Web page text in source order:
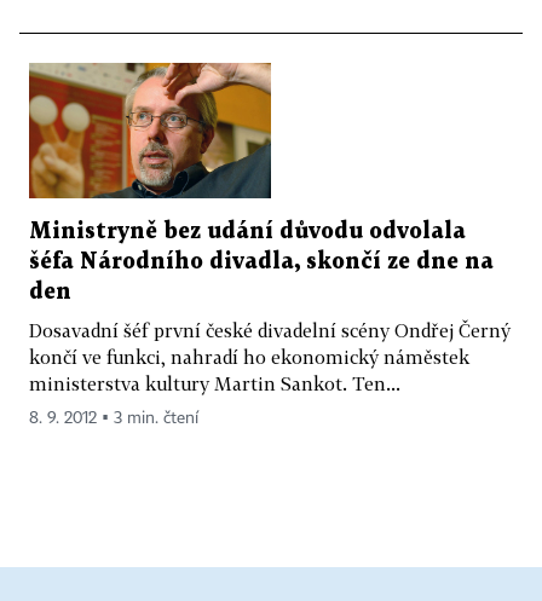
Ministryně bez udání důvodu odvolala
šéfa Národního divadla, skončí ze dne na
den
Dosavadní šéf první české divadelní scény Ondřej Černý
končí ve funkci, nahradí ho ekonomický náměstek
ministerstva kultury Martin Sankot. Ten...
8. 9. 2012 ▪ 3 min. čtení